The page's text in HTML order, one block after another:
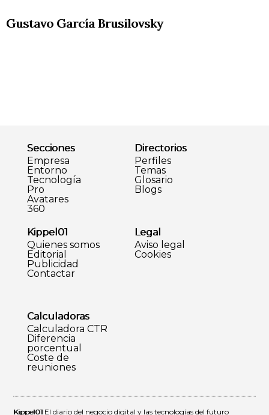
Gustavo García Brusilovsky
Secciones
Empresa
Entorno
Tecnología
Pro
Avatares
360
Directorios
Perfiles
Temas
Glosario
Blogs
Kippel01
Quienes somos
Editorial
Publicidad
Contactar
Legal
Aviso legal
Cookies
Calculadoras
Calculadora CTR
Diferencia
porcentual
Coste de
reuniones
Kippel01 El diario del negocio digital y las tecnologías del futuro